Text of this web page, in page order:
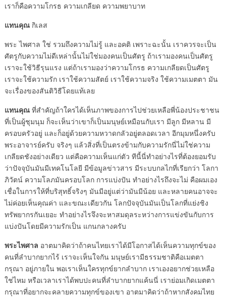
เราก็คือความโกรธ ความเกลียด ความพยาบาท
แทนคุณกิเลส
พระ ไพศาล ใช่ รวมถึงความไม่รู้ และอคติ เพราะฉะนั้น เราควรจะเป็น
ศัตรูกับความไม่ดีเหล่านั้นไม่ใช่มองคนเป็นศัตรู ถ้าเรามองคนเป็นศัตรู
เราจะใช้วิธีรุนแรง แต่ถ้าเรามองว่าความโกรธ ความเกลียดเป็นศัตรู
เราจะใช้ความรัก เราใช้ความสัตย์ เราใช้ความจริง ใช้ความเมตตา มัน
จะเรื่องของสันติวิธีโดยแท้เลย
แทนคุณที่สำคัญถ้าใครได้เห็นภาพของการไปช่วยเหลือพี่น้องประชาชน
ที่เป็นผู้ชุมนุม ก็จะเห็นว่าเขาก็เป็นมนุษย์เหมือนกับเรา มีลูก มีหลาน มี
ครอบครัวอยู่ และก็อยู่ด้วยความหวาดกลัวอยู่ตลอดเวลา อีกมุมหนึ่งครับ
พระอาจารย์ครับ จริงๆ แล้วสิ่งที่เป็นตรงข้ามกับความรักนี่ไม่ใช่ความ
เกลียดชังอย่างเดียว แต่คือความเห็นแก่ตัว ทีนี้นี่ทำอย่างไรที่ต้องยอมรับ
ว่าปัจจุบันมันมีเทคโนโลยี มีข้อมูลข่าวสาร มีระบบกลไกที่เรียกว่า โลกา
ภิวัตน์ ความโลภมันครอบโลก การแบ่งปัน ทำอย่างไรถึงจะไม่ คือผมเอง
เชื่อในการให้ที่บริสุทธิ์จริงๆ มันมีอยู่แต่ว่ามันมีน้อย และหลายคนอาจจะ
ไม่ค่อยเห็นคุณค่า และขณะเดียวกัน โลกปัจจุบันมันเป็นโลกที่แย่งชิง
ทรัพยากรกันเยอะ ทำอย่างไรจึงจะหาสมดุลระหว่างการแข่งขันกับการ
แบ่งปันโดยมีความรักเป็น แกนกลางครับ
พระไพศาล อาตมาคิดว่าถ้าคนไทยเราได้มีโอกาสได้เห็นความทุกข์ของ
คนที่ลำบากยากไร้ เราจะเห็นใจกัน มนุษย์เรามีธรรมชาติคือเมตตา
กรุณา อยู่ภายใน พอเราเห็นใครทุกข์ยากลำบาก เราเองอยากช่วยเหลือ
ใช่ไหม หรือเวลาเราได้พบปะคนที่ลำบากยากแค้นนี่ เราย่อมเกิดเมตตา
กรุณาที่อยากจะคลายความทุกข์ของเขา อาตมาคิดว่าถ้าหากสังคมไทย